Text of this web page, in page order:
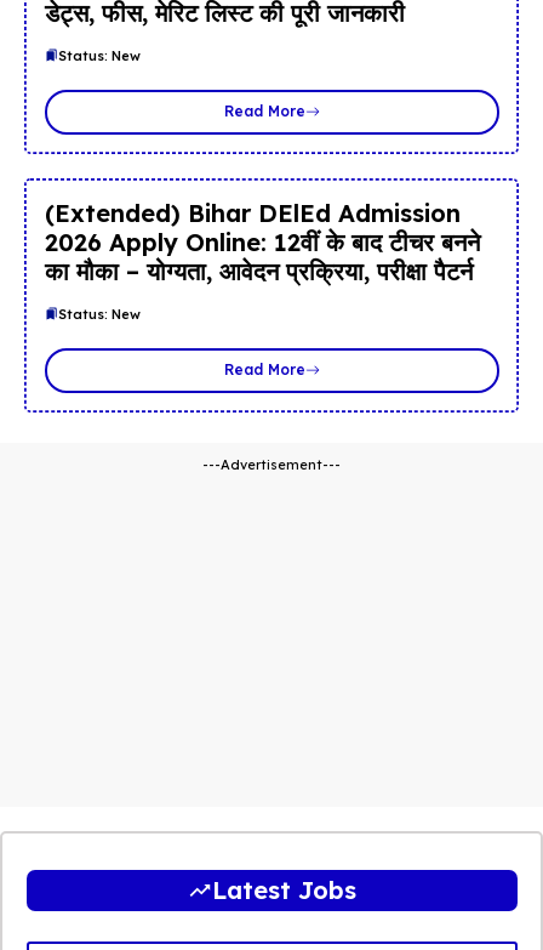
डेट्स, फीस, मेरिट लिस्ट की पूरी जानकारी
Status: New
Read More
(Extended) Bihar DElEd Admission
2026 Apply Online: 12वीं के बाद टीचर बनने
का मौका – योग्यता, आवेदन प्रक्रिया, परीक्षा पैटर्न
Status: New
Read More
---Advertisement---
Latest Jobs